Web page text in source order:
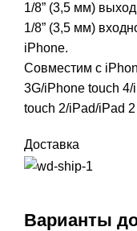
1/8” (3,5 мм)
1/8” (3,5 мм)
iPhone.
Совместим с
3G/iPhone touch
touch 2/iPad/iPad 2
Доставка
Варианты